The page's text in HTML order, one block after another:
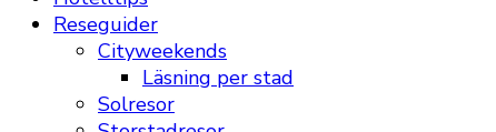
Reseguider
Cityweekends
Läsning per stad
Solresor